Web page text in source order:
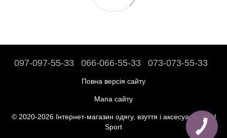
097-097-55-33 066-066-55-33 073-073-55-33
Повна версія сайту
Мапа сайту
© 2020-2026 Інтернет-магазин одягу, взуття і аксесуарів Ideal
Sport